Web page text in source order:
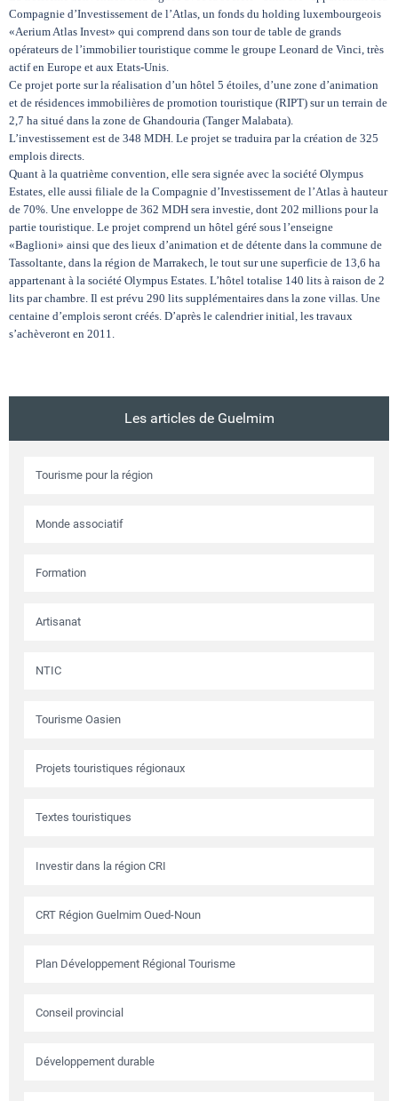
Compagnie d’Investissement de l’Atlas, un fonds du holding luxembourgeois
«Aerium Atlas Invest» qui comprend dans son tour de table de grands
opérateurs de l’immobilier touristique comme le groupe Leonard de Vinci, très
actif en Europe et aux Etats-Unis.
Ce projet porte sur la réalisation d’un hôtel 5 étoiles, d’une zone d’animation
et de résidences immobilières de promotion touristique (RIPT) sur un terrain de
2,7 ha situé dans la zone de Ghandouria (Tanger Malabata).
L’investissement est de 348 MDH. Le projet se traduira par la création de 325
emplois directs.
Quant à la quatrième convention, elle sera signée avec la société Olympus
Estates, elle aussi filiale de la Compagnie d’Investissement de l’Atlas à hauteur
de 70%. Une enveloppe de 362 MDH sera investie, dont 202 millions pour la
partie touristique. Le projet comprend un hôtel géré sous l’enseigne
«Baglioni» ainsi que des lieux d’animation et de détente dans la commune de
Tassoltante, dans la région de Marrakech, le tout sur une superficie de 13,6 ha
appartenant à la société Olympus Estates. L’hôtel totalise 140 lits à raison de 2
lits par chambre. Il est prévu 290 lits supplémentaires dans la zone villas. Une
centaine d’emplois seront créés. D’après le calendrier initial, les travaux
s’achèveront en 2011.
Les articles de Guelmim
Tourisme pour la région
Monde associatif
Formation
Artisanat
NTIC
Tourisme Oasien
Projets touristiques régionaux
Textes touristiques
Investir dans la région CRI
CRT Région Guelmim Oued-Noun
Plan Développement Régional Tourisme
Conseil provincial
Développement durable